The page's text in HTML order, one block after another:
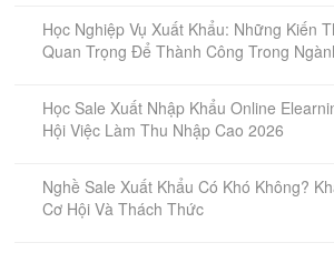
Học Nghiệp Vụ Xuất Khẩu: Những Kiến
Quan Trọng Để Thành Công Trong
Học Sale Xuất Nhập Khẩu Online
Hội Việc Làm Thu Nhập Cao 2026
Nghề Sale Xuất Khẩu Có Khó Không?
Cơ Hội Và Thách Thức